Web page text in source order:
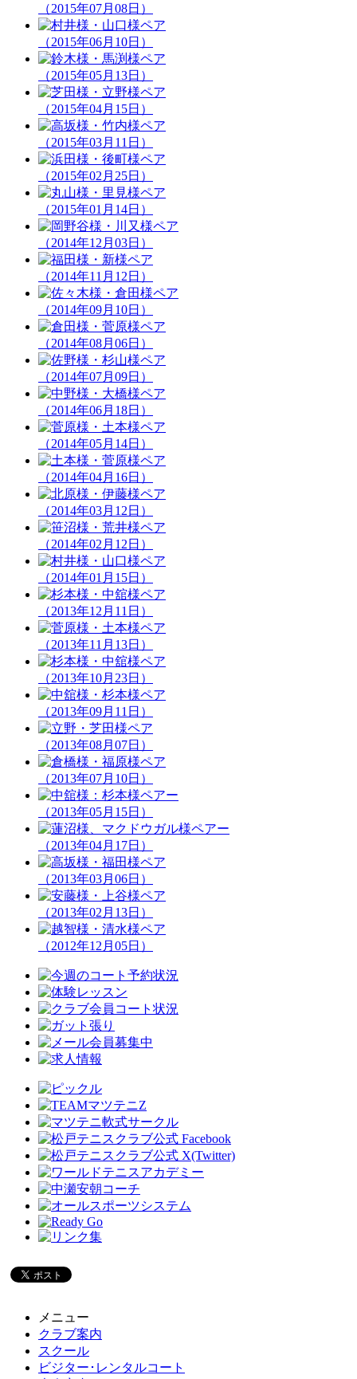
（2015年07月08日）
（2015年06月10日）
（2015年05月13日）
（2015年04月15日）
（2015年03月11日）
（2015年02月25日）
（2015年01月14日）
（2014年12月03日）
（2014年11月12日）
（2014年09月10日）
（2014年08月06日）
（2014年07月09日）
（2014年06月18日）
（2014年05月14日）
（2014年04月16日）
（2014年03月12日）
（2014年02月12日）
（2014年01月15日）
（2013年12月11日）
（2013年11月13日）
（2013年10月23日）
（2013年09月11日）
（2013年08月07日）
（2013年07月10日）
（2013年05月15日）
（2013年04月17日）
（2013年03月06日）
（2013年02月13日）
（2012年12月05日）
メニュー
クラブ案内
スクール
ビジター･レンタルコート